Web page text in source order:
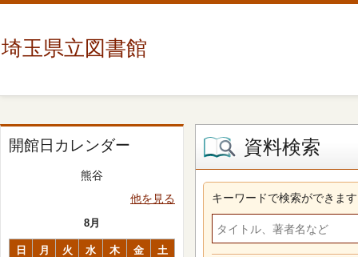
埼玉県立図書館
開館日カレンダー
熊谷
他を見る
8月
日 月 火 水 木 金 土
資料検索
キーワードで検索ができます